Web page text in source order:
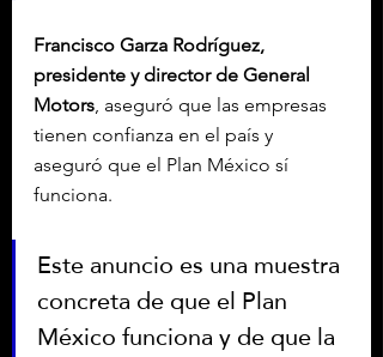
Francisco Garza Rodríguez,
presidente y director de General
Motors, aseguró que las empresas
tienen confianza en el país y
aseguró que el Plan México sí
funciona.
Este anuncio es una muestra
concreta de que el Plan
México funciona y de que la